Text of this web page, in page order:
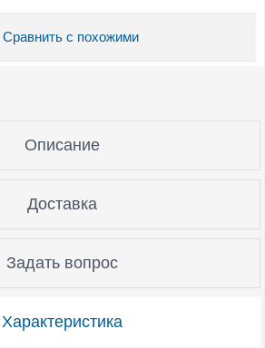
Сравнить с похожими
Характеристика
Описание
Доставка
Задать вопрос